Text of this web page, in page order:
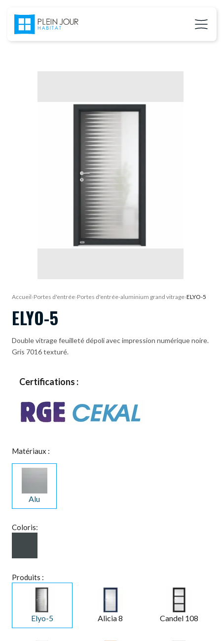
02 37 24 27 71
DEMANDE DE DEVIS
Accueil›Portes d'entrée›Portes d'entrée-aluminium grand vitrage›ELYO-5
ELYO-5
Double vitrage feuilleté dépoli avec impression numérique noire.
Gris 7016 texturé.
Certifications :
Matériaux :
Alu
Coloris:
Produits :
Elyo-5 Alicia 8 Candel 108